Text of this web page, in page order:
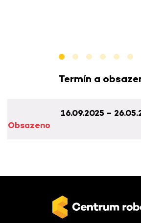
Termín a
16.09.2025 –
Obsazeno